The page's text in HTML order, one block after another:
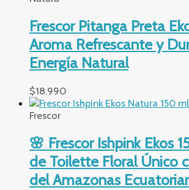
Frescor Pitanga Preta
Aroma Refrescante y
Energía Natural
$18.990
Frescor
🌸 Frescor Ishpink Ekos
de Toilette Floral Único
del Amazonas